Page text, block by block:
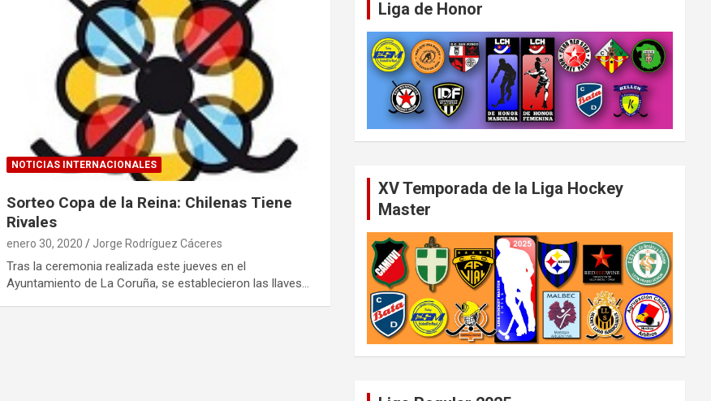
NOTICIAS INTERNACIONALES
Sorteo Copa de la Reina: Chilenas Tiene
Rivales
enero 30, 2020 Jorge Rodríguez Cáceres
Tras la ceremonia realizada este jueves en el
Ayuntamiento de La Coruña, se establecieron las llaves…
Liga de Honor
XV Temporada de la Liga Hockey
Master